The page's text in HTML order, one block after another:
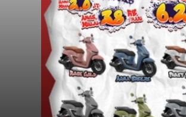
balitribune.co.id I Gianyar -Seorang
Lingkungan Dalem, Pemogan, Denpasar
Kota Denpasar, yang diketahui bernama I
Dedi Wiranata (35), ditemukan tidak
pesisir Pantai Purnama, Sukawati.
ADVERTISEMENT